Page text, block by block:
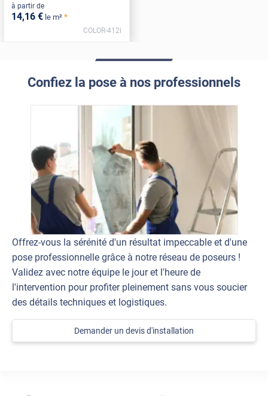
à partir de
14,16 € le m² *
COLOR-412i
Confiez la pose à nos professionnels
Offrez-vous la sérénité d'un résultat impeccable et d'une
pose professionnelle grâce à notre réseau de poseurs !
Validez avec notre équipe le jour et l'heure de
l'intervention pour profiter pleinement sans vous soucier
des détails techniques et logistiques.
Demander un devis d'installation